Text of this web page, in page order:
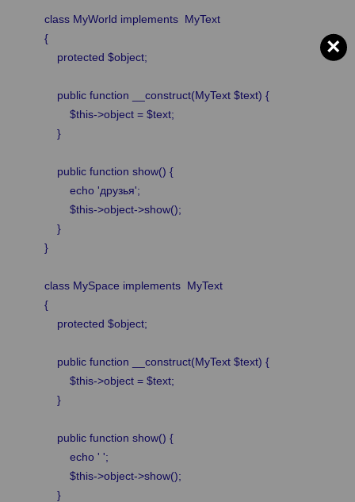
class MyWorld implements MyText
{
protected $object;
public function __construct(MyText $text) {
$this->object = $text;
}
public function show() {
echo 'друзья';
$this->object->show();
}
}
class MySpace implements MyText
{
protected $object;
public function __construct(MyText $text) {
$this->object = $text;
}
public function show() {
echo ' ';
$this->object->show();
}
×